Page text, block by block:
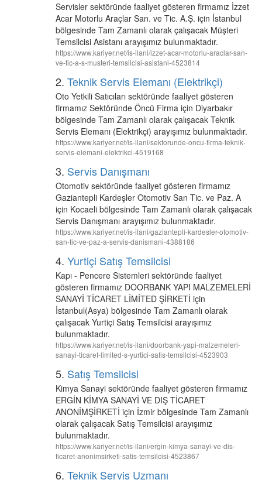
Servisler sektöründe faaliyet gösteren firmamız İzzet
Acar Motorlu Araçlar San. ve Tic. A.Ş. için İstanbul
bölgesinde Tam Zamanlı olarak çalışacak Müşteri
Temsilcisi Asistanı arayışımız bulunmaktadır.
https://www.kariyer.net/is-ilani/izzet-acar-motorlu-araclar-san-
ve-tic-a-s-musteri-temsilcisi-asistani-4523814
2. Teknik Servis Elemanı (Elektrikçi)
Oto Yetkili Satıcıları sektöründe faaliyet gösteren
firmamız Sektöründe Öncü Firma için Diyarbakır
bölgesinde Tam Zamanlı olarak çalışacak Teknik
Servis Elemanı (Elektrikçi) arayışımız bulunmaktadır.
https://www.kariyer.net/is-ilani/sektorunde-oncu-firma-teknik-
servis-elemani-elektrikci-4519168
3. Servis Danışmanı
Otomotiv sektöründe faaliyet gösteren firmamız
Gaziantepli Kardeşler Otomotiv San Tic. ve Paz. A
için Kocaeli bölgesinde Tam Zamanlı olarak çalışacak
Servis Danışmanı arayışımız bulunmaktadır.
https://www.kariyer.net/is-ilani/gaziantepli-kardesler-otomotiv-
san-tic-ve-paz-a-servis-danismani-4388186
4. Yurtiçi Satış Temsilcisi
Kapı - Pencere Sistemleri sektöründe faaliyet
gösteren firmamız DOORBANK YAPI MALZEMELERİ
SANAYİ TİCARET LİMİTED ŞİRKETİ için
İstanbul(Asya) bölgesinde Tam Zamanlı olarak
çalışacak Yurtiçi Satış Temsilcisi arayışımız
bulunmaktadır.
https://www.kariyer.net/is-ilani/doorbank-yapi-malzemeleri-
sanayi-ticaret-limited-s-yurtici-satis-temsilcisi-4523903
5. Satış Temsilcisi
Kimya Sanayi sektöründe faaliyet gösteren firmamız
ERGİN KİMYA SANAYİ VE DIŞ TİCARET
ANONİMŞİRKETİ için İzmir bölgesinde Tam Zamanlı
olarak çalışacak Satış Temsilcisi arayışımız
bulunmaktadır.
https://www.kariyer.net/is-ilani/ergin-kimya-sanayi-ve-dis-
ticaret-anonimsirketi-satis-temsilcisi-4523867
6. Teknik Servis Uzmanı